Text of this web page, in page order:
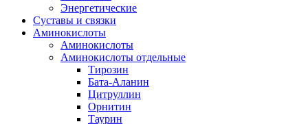
Энергетические
Суставы и связки
Аминокислоты
Аминокислоты
Аминокислоты отдельные
Тирозин
Бата-Аланин
Цитруллин
Орнитин
Таурин